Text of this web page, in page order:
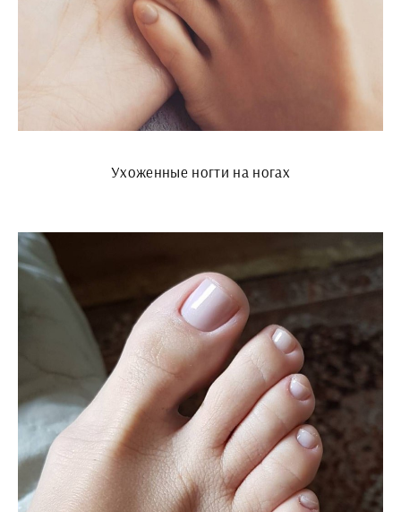
Ухоженные ногти на ногах